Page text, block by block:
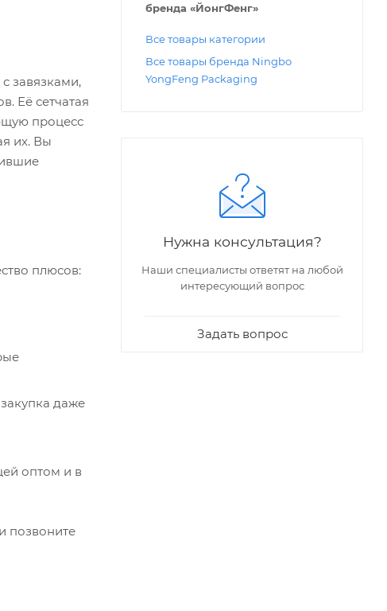
завязками,
Её сетчатая
процесс
их. Вы
плюсов:
даже
оптом и в
позвоните
бренда «ЙонгФенг»
Все товары категории
Все товары бренда Ningbo
YongFeng Packaging
Нужна консультация?
Наши специалисты ответят на любой
интересующий вопрос
Задать вопрос